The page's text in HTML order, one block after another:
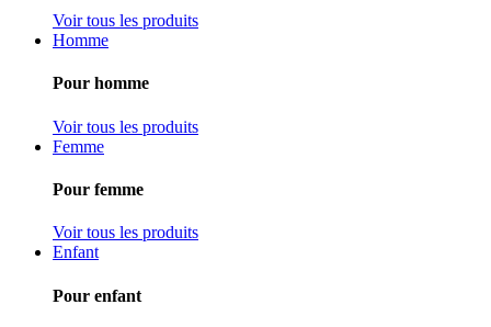
Voir tous les produits
Homme
Pour homme
Voir tous les produits
Femme
Pour femme
Voir tous les produits
Enfant
Pour enfant